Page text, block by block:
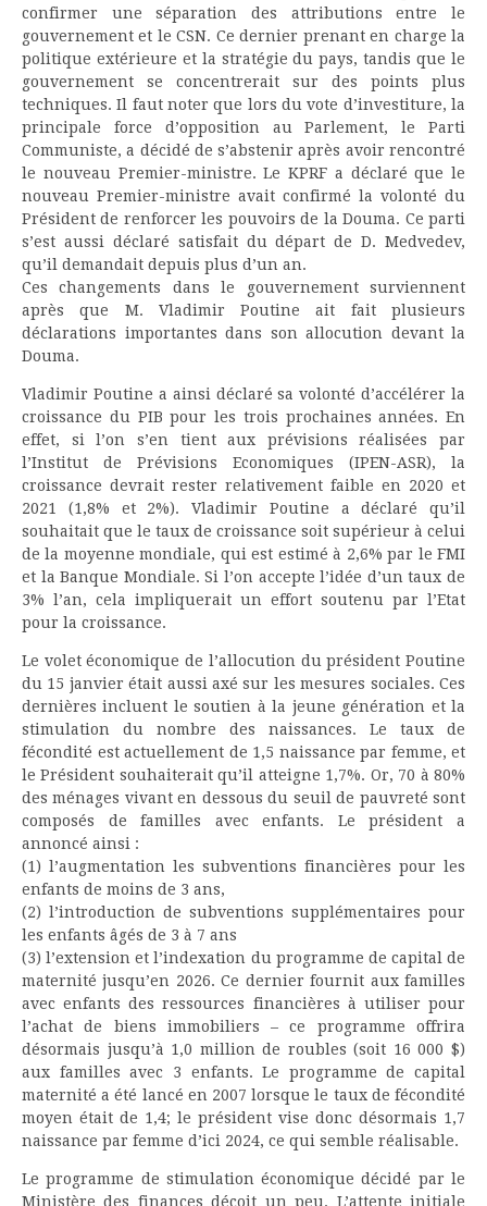
confirmer une séparation des attributions entre le
gouvernement et le CSN. Ce dernier prenant en charge la
politique extérieure et la stratégie du pays, tandis que le
gouvernement se concentrerait sur des points plus
techniques. Il faut noter que lors du vote d’investiture, la
principale force d’opposition au Parlement, le Parti
Communiste, a décidé de s’abstenir après avoir rencontré
le nouveau Premier-ministre. Le KPRF a déclaré que le
nouveau Premier-ministre avait confirmé la volonté du
Président de renforcer les pouvoirs de la Douma. Ce parti
s’est aussi déclaré satisfait du départ de D. Medvedev,
qu’il demandait depuis plus d’un an.
Ces changements dans le gouvernement surviennent
après que M. Vladimir Poutine ait fait plusieurs
déclarations importantes dans son allocution devant la
Douma.
Vladimir Poutine a ainsi déclaré sa volonté d’accélérer la
croissance du PIB pour les trois prochaines années. En
effet, si l’on s’en tient aux prévisions réalisées par
l’Institut de Prévisions Economiques (IPEN-ASR), la
croissance devrait rester relativement faible en 2020 et
2021 (1,8% et 2%). Vladimir Poutine a déclaré qu’il
souhaitait que le taux de croissance soit supérieur à celui
de la moyenne mondiale, qui est estimé à 2,6% par le FMI
et la Banque Mondiale. Si l’on accepte l’idée d’un taux de
3% l’an, cela impliquerait un effort soutenu par l’Etat
pour la croissance.
Le volet économique de l’allocution du président Poutine
du 15 janvier était aussi axé sur les mesures sociales. Ces
dernières incluent le soutien à la jeune génération et la
stimulation du nombre des naissances. Le taux de
fécondité est actuellement de 1,5 naissance par femme, et
le Président souhaiterait qu’il atteigne 1,7%. Or, 70 à 80%
des ménages vivant en dessous du seuil de pauvreté sont
composés de familles avec enfants. Le président a
annoncé ainsi :
(1) l’augmentation les subventions financières pour les
enfants de moins de 3 ans,
(2) l’introduction de subventions supplémentaires pour
les enfants âgés de 3 à 7 ans
(3) l’extension et l’indexation du programme de capital de
maternité jusqu’en 2026. Ce dernier fournit aux familles
avec enfants des ressources financières à utiliser pour
l’achat de biens immobiliers – ce programme offrira
désormais jusqu’à 1,0 million de roubles (soit 16 000 $)
aux familles avec 3 enfants. Le programme de capital
maternité a été lancé en 2007 lorsque le taux de fécondité
moyen était de 1,4; le président vise donc désormais 1,7
naissance par femme d’ici 2024, ce qui semble réalisable.
Le programme de stimulation économique décidé par le
Ministère des finances déçoit un peu. L’attente initiale